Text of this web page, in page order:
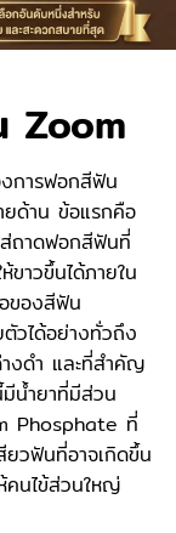
Zoom
การฟอกสีฟัน
ยด้าน ข้อแรกคือ
ส่ถาดฟอกสีฟันที่
าวขึ้นได้ภายใน
ของสีฟัน
วได้อย่างทั่วถึง
งดำ และที่สำคัญ
น้ำยาที่มีส่วน
Phosphate ที่
ยวฟันที่อาจเกิดขึ้น
คนไข้ส่วนใหญ่